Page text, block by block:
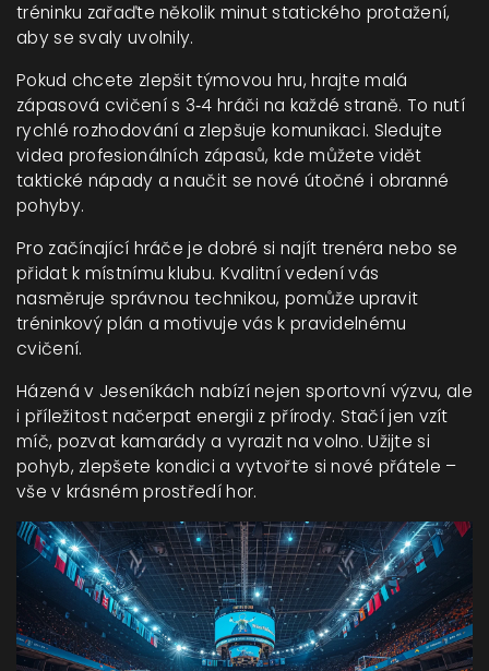
tréninku zařaďte několik minut statického protažení,
aby se svaly uvolnily.
Pokud chcete zlepšit týmovou hru, hrajte malá
zápasová cvičení s 3‑4 hráči na každé straně. To nutí
rychlé rozhodování a zlepšuje komunikaci. Sledujte
videa profesionálních zápasů, kde můžete vidět
taktické nápady a naučit se nové útočné i obranné
pohyby.
Pro začínající hráče je dobré si najít trenéra nebo se
přidat k místnímu klubu. Kvalitní vedení vás
nasměruje správnou technikou, pomůže upravit
tréninkový plán a motivuje vás k pravidelnému
cvičení.
Házená v Jeseníkách nabízí nejen sportovní výzvu, ale
i příležitost načerpat energii z přírody. Stačí jen vzít
míč, pozvat kamarády a vyrazit na volno. Užijte si
pohyb, zlepšete kondici a vytvořte si nové přátele –
vše v krásném prostředí hor.